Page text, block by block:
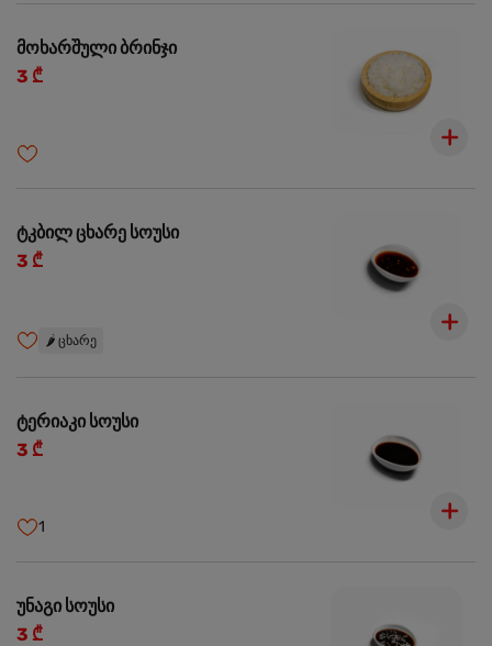
მოხარშული ბრინჯი
3 ₾
ტკბილ ცხარე სოუსი
3 ₾
🌶️ ცხარე
ტერიაკი სოუსი
3 ₾
1
უნაგი სოუსი
3 ₾